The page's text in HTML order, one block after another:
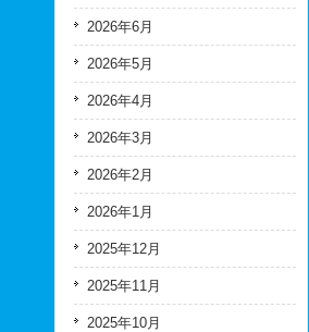
2026年6月
2026年5月
2026年4月
2026年3月
2026年2月
2026年1月
2025年12月
2025年11月
2025年10月